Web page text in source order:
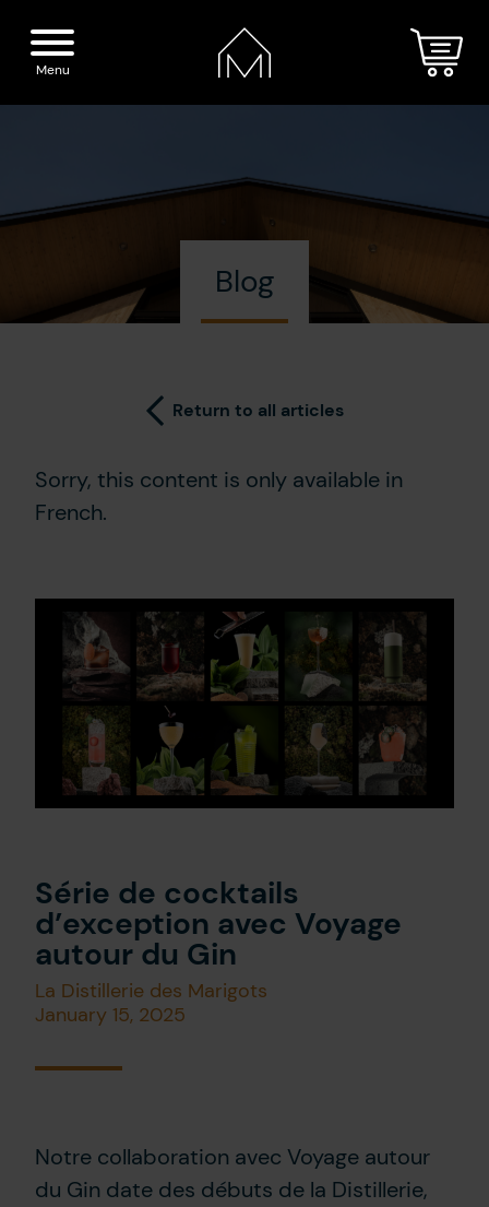
Home
The Distillery
Our boutique
Blog
Contact Us
FR
Menu
Blog
Return to all articles
Sorry, this content is only available in
French.
Série de cocktails
d’exception avec Voyage
autour du Gin
La Distillerie des Marigots
January 15, 2025
Notre collaboration avec Voyage autour
du Gin date des débuts de la Distillerie,